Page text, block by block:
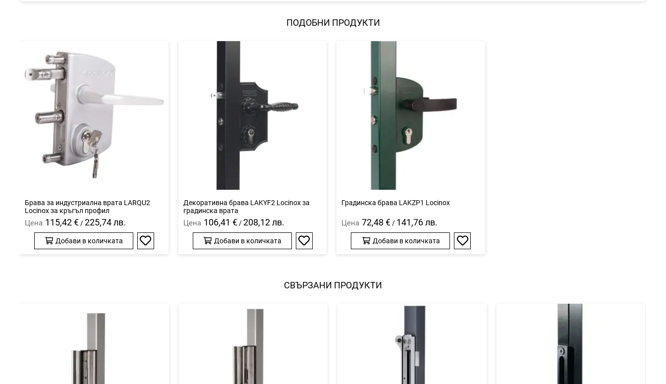
ПОДОБНИ ПРОДУКТИ
Брава за индустриална врата LARQU2
Locinox за кръгъл профил
Цена 115,42 € /225,74 лв.
Добави в количката
Добави
Декоративна брава LAKYF2 Locinox за
градинска врата
Цена 106,41 € /208,12 лв.
Добави в количката
Добави
Градинска брава LAKZP1 Locinox
Цена 72,48 € / 141,76 лв.
Добави в количката
Добави
СВЪРЗАНИ ПРОДУКТИ